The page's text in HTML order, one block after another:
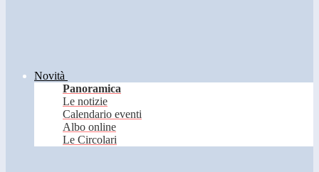
Novità
Panoramica
Le notizie
Calendario eventi
Albo online
Le Circolari